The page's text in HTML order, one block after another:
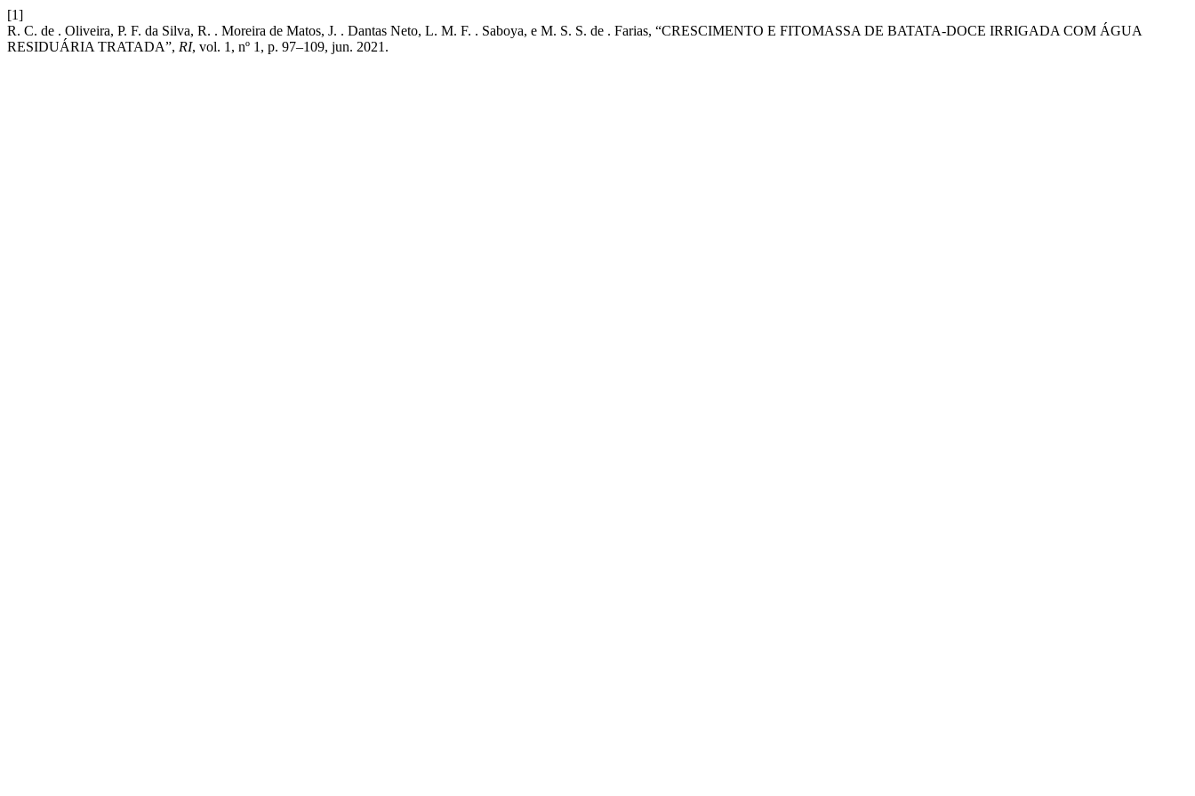
[1]
R. C. de . Oliveira, P. F. da Silva, R. . Moreira de Matos, J. . Dantas Neto, L. M. F. . Saboya, e M. S. S. de . Farias, “CRESCIMENTO E FITOMASSA DE BATATA-DOCE IRRIGADA COM ÁGUA
RESIDUÁRIA TRATADA”, RI, vol. 1, nº 1, p. 97–109, jun. 2021.